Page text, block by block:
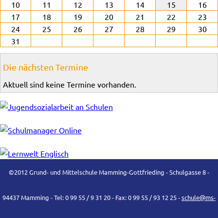
10
11 12 13 14 15
16
17
18 19 20 21 22
23
24
25 26 27 28 29
30
31
Die nächsten Termine
Aktuell sind keine Termine vorhanden.
©2012 Grund- und Mittelschule Mamming-Gottfrieding - Schulgasse 8 -
94437 Mamming - Tel: 0 99 55 / 9 31 20 - Fax: 0 99 55 / 93 12 25 -schule@ms-